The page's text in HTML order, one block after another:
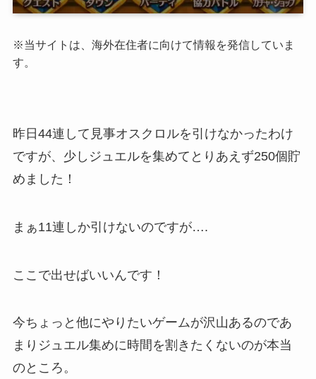
※当サイトは、海外在住者に向けて情報を発信していま
す。
昨日44連して見事オスクロルを引けなかったわけ
ですが、少しジュエルを集めてとりあえず250個貯
めました！
まぁ11連しか引けないのですが….
ここで出せばいいんです！
今ちょっと他にやりたいゲームが沢山あるのであ
まりジュエル集めに時間を割きたくないのが本当
のところ。